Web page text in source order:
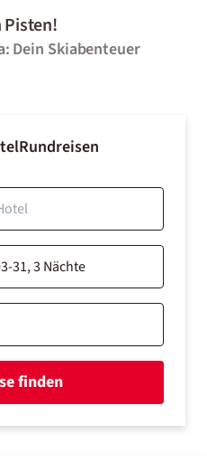
Pisten!
Dein Skiabenteuer
Rundreisen
finden